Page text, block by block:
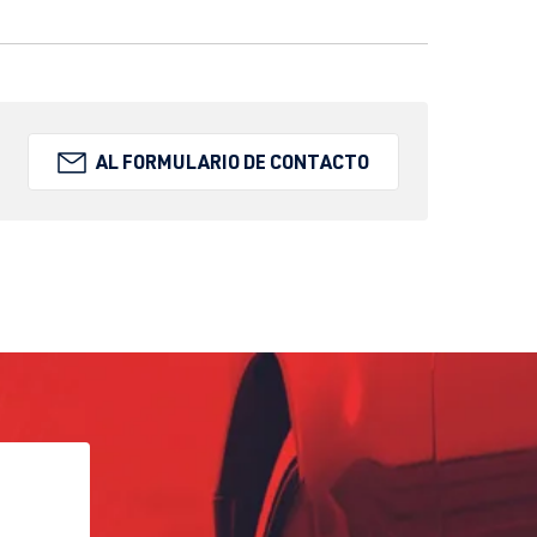
AL FORMULARIO DE CONTACTO